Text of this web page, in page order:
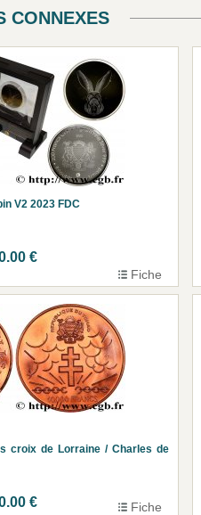
CONNEXES
V2 2023 FDC
€
Fiche
croix de Lorraine / Charles de
€ Fiche